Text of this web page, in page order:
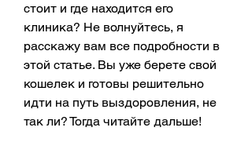
стоит и где находится его
клиника? Не волнуйтесь, я
расскажу вам все подробности в
этой статье. Вы уже берете свой
кошелек и готовы решительно
идти на путь выздоровления, не
так ли? Тогда читайте дальше!